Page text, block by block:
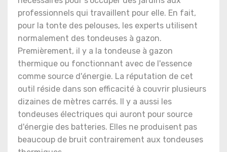
professionnels qui travaillent pour elle. En fait,
pour la tonte des pelouses, les experts utilisent
normalement des tondeuses à gazon.
Premièrement, il y a la tondeuse à gazon
thermique ou fonctionnant avec de l'essence
comme source d'énergie. La réputation de cet
outil réside dans son efficacité à couvrir plusieurs
dizaines de mètres carrés. Il y a aussi les
tondeuses électriques qui auront pour source
d'énergie des batteries. Elles ne produisent pas
beaucoup de bruit contrairement aux tondeuses